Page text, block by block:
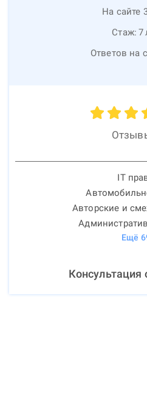
На сайте
Стаж: 7
Ответов на
IT
Авторские и
Ещё
Консультация